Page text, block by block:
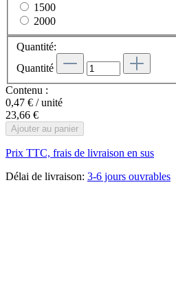
1500
2000
Quantité:
Quantité
Contenu :
0,47 € / unité
23,66 €
Ajouter au panier
Prix TTC, frais de livraison en sus
Délai de livraison: 3-6 jours ouvrables